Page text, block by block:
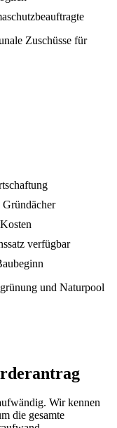
Zuschüsse für
Gründächer
verfügbar
und Naturpool
Wir kennen
die gesamte